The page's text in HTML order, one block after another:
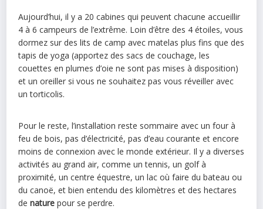
Aujourd’hui, il y a 20 cabines qui peuvent chacune accueillir
4 à 6 campeurs de l’extrême. Loin d’être des 4 étoiles, vous
dormez sur des lits de camp avec matelas plus fins que des
tapis de yoga (apportez des sacs de couchage, les
couettes en plumes d’oie ne sont pas mises à disposition)
et un oreiller si vous ne souhaitez pas vous réveiller avec
un torticolis.
Pour le reste, l’installation reste sommaire avec un four à
feu de bois, pas d’électricité, pas d’eau courante et encore
moins de connexion avec le monde extérieur. Il y a diverses
activités au grand air, comme un tennis, un golf à
proximité, un centre équestre, un lac où faire du bateau ou
du canoë, et bien entendu des kilomètres et des hectares
denature pour se perdre.